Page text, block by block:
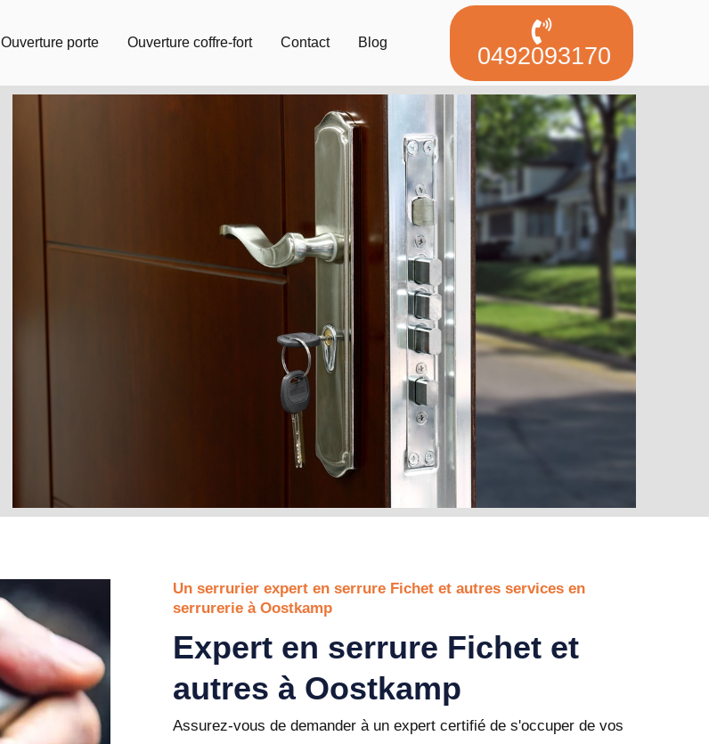
Ouverture porte Ouverture coffre-fort Contact Blog 0492093170
Un serrurier expert en serrure Fichet et autres services en
serrurerie à Oostkamp
Expert en serrure Fichet et
autres à Oostkamp
Assurez-vous de demander à un expert certifié de s'occuper de vos